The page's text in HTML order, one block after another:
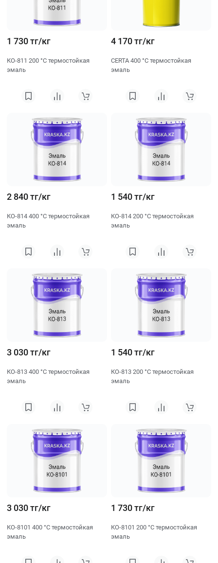
1 730 тг/кг
КО-811 200 °C термостойкая
эмаль
4 170 тг/кг
CERTA 400 °C термостойкая
эмаль
2 840 тг/кг
КО-814 400 °C термостойкая
эмаль
1 540 тг/кг
КО-814 200 °C термостойкая
эмаль
3 030 тг/кг
КО-813 400 °C термостойкая
эмаль
1 540 тг/кг
КО-813 200 °C термостойкая
эмаль
3 030 тг/кг
КО-8101 400 °C термостойкая
эмаль
1 730 тг/кг
КО-8101 200 °C термостойкая
эмаль